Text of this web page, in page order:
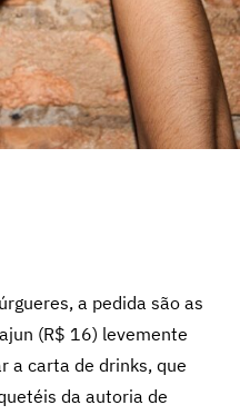
a pedida são as
(R$ 16) levemente
a carta de drinks, que
da autoria de